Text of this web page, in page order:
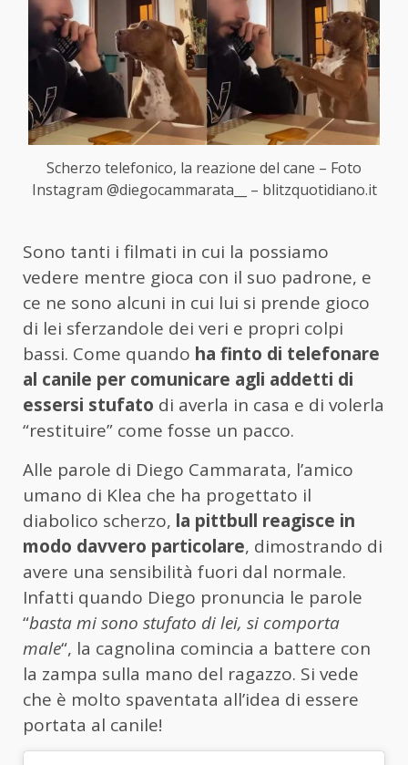
Scherzo telefonico, la reazione del cane – Foto
Instagram @diegocammarata__ – blitzquotidiano.it
Sono tanti i filmati in cui la possiamo
vedere mentre gioca con il suo padrone, e
ce ne sono alcuni in cui lui si prende gioco
di lei sferzandole dei veri e propri colpi
bassi. Come quando ha finto di telefonare
al canile per comunicare agli addetti di
essersi stufato di averla in casa e di volerla
“restituire” come fosse un pacco.
Alle parole di Diego Cammarata, l’amico
umano di Klea che ha progettato il
diabolico scherzo, la pittbull reagisce in
modo davvero particolare, dimostrando di
avere una sensibilità fuori dal normale.
Infatti quando Diego pronuncia le parole
“basta mi sono stufato di lei, si comporta
male“, la cagnolina comincia a battere con
la zampa sulla mano del ragazzo. Si vede
che è molto spaventata all’idea di essere
portata al canile!